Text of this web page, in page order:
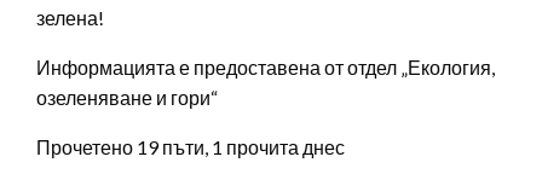
зелена!
Информацията е предоставена от отдел „Екология,
озеленяване и гори“
Прочетено 19 пъти, 1 прочита днес